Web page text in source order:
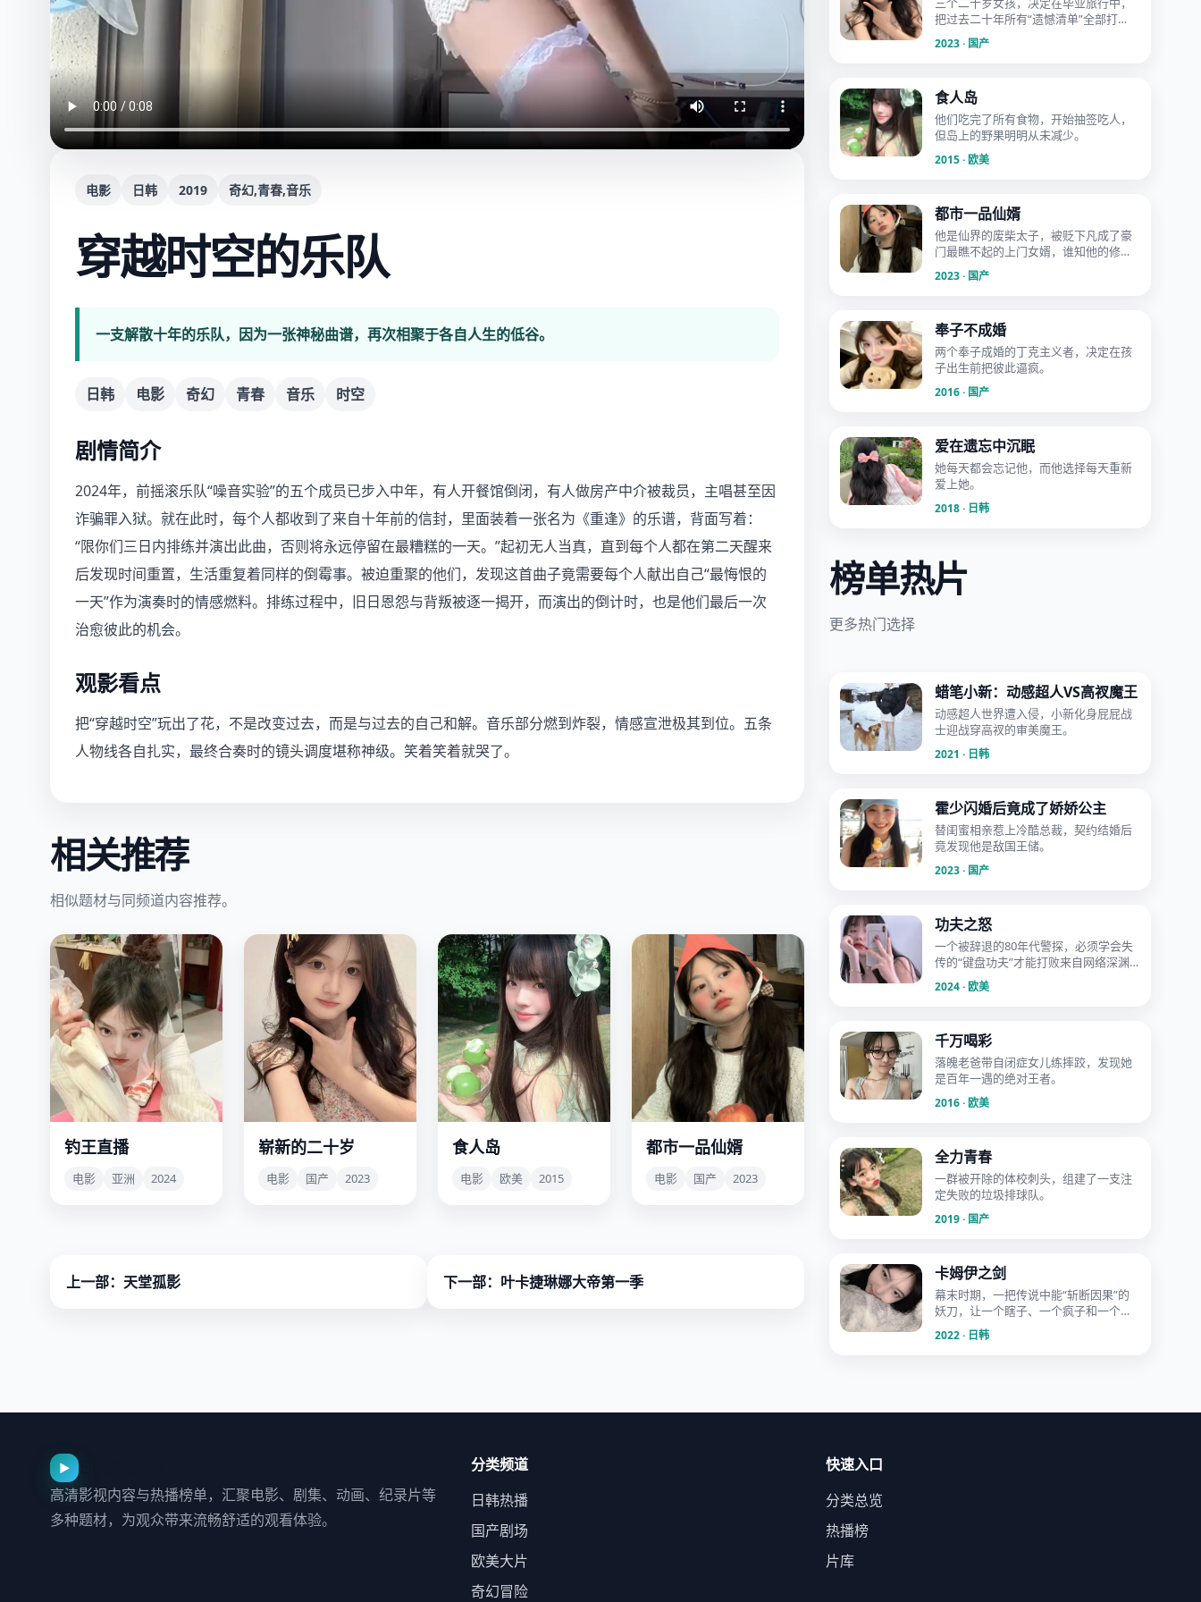
电影 日韩 2019 奇幻,青春,音乐
穿越时空的乐队
一支解散十年的乐队，因为一张神秘曲谱，再次相聚于各自人生的低谷。
日韩 电影 奇幻 青春 音乐 时空
剧情简介
2024年，前摇滚乐队“噪音实验”的五个成员已步入中年，有人开餐馆倒闭，有人做房产中介被裁员，主唱甚至因
诈骗罪入狱。就在此时，每个人都收到了来自十年前的信封，里面装着一张名为《重逢》的乐谱，背面写着：
“限你们三日内排练并演出此曲，否则将永远停留在最糟糕的一天。”起初无人当真，直到每个人都在第二天醒来
后发现时间重置，生活重复着同样的倒霉事。被迫重聚的他们，发现这首曲子竟需要每个人献出自己“最悔恨的
一天”作为演奏时的情感燃料。排练过程中，旧日恩怨与背叛被逐一揭开，而演出的倒计时，也是他们最后一次
治愈彼此的机会。
观影看点
把“穿越时空”玩出了花，不是改变过去，而是与过去的自己和解。音乐部分燃到炸裂，情感宣泄极其到位。五条
人物线各自扎实，最终合奏时的镜头调度堪称神级。笑着笑着就哭了。
相关推荐
相似题材与同频道内容推荐。
一个钓鱼主播在荒山野
直播间三万人都在看。
钓王直播
电影 亚洲 2024
三个二十岁女孩，决定在
年所有“遗憾清单”全部打
崭新的二十岁
电影 国产 2023
他们吃完了所有食物，开
果明明从未减少。
食人岛
电影 欧美 2015
他是仙界的废柴太子，被
的上门女婿，谁知他的修
都市一品仙婿
电影 国产 2023
上一部：天堂孤影 下一部：叶卡捷琳娜大帝第一季
把过去二十年所有“遗憾清单”全部打
2023 · 国产
食人岛
他们吃完了所有食物，开始抽签吃人，
但岛上的野果明明从未减少。
2015 · 欧美
都市一品仙婿
他是仙界的废柴太子，被贬下凡成了豪
门最瞧不起的上门女婿，谁知他的修仙
课业在人间竟是治国神通。
2023 · 国产
奉子不成婚
两个奉子成婚的丁克主义者，决定在孩
子出生前把彼此逼疯。
2016 · 国产
爱在遗忘中沉眠
她每天都会忘记他，而他选择每天重新
爱上她。
2018 · 日韩
榜单热片
更多热门选择
蜡笔小新：动感超人VS高衩魔王
动感超人世界遭入侵，小新化身屁屁战
士迎战穿高衩的审美魔王。
2021 · 日韩
霍少闪婚后竟成了娇娇公主
替闺蜜相亲惹上冷酷总裁，契约结婚后
竟发现他是敌国王储。
2023 · 国产
功夫之怒
一个被辞退的80年代警探，必须学会失
传的“键盘功夫”才能打败来自网络深渊
的病毒魔王。
2024 · 欧美
千万喝彩
落魄老爸带自闭症女儿练摔跤，发现她
是百年一遇的绝对王者。
2016 · 欧美
全力青春
一群被开除的体校刺头，组建了一支注
定失败的垃圾排球队。
2019 · 国产
卡姆伊之剑
幕末时期，一把传说中能“斩断因果”的
妖刀，让一个瞎子、一个疯子和一个孩
子踏上了复仇路。
2022 · 日韩
▶
高清影视内容与热播榜单，汇聚电影、剧集、动画、纪录片等
多种题材，为观众带来流畅舒适的观看体验。
分类频道
日韩热播
国产剧场
欧美大片
奇幻冒险
快速入口
分类总览
热播榜
片库